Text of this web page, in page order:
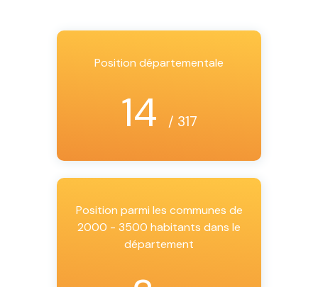
Position départementale
14 / 317
Position parmi les communes de
2000 - 3500 habitants dans le
département